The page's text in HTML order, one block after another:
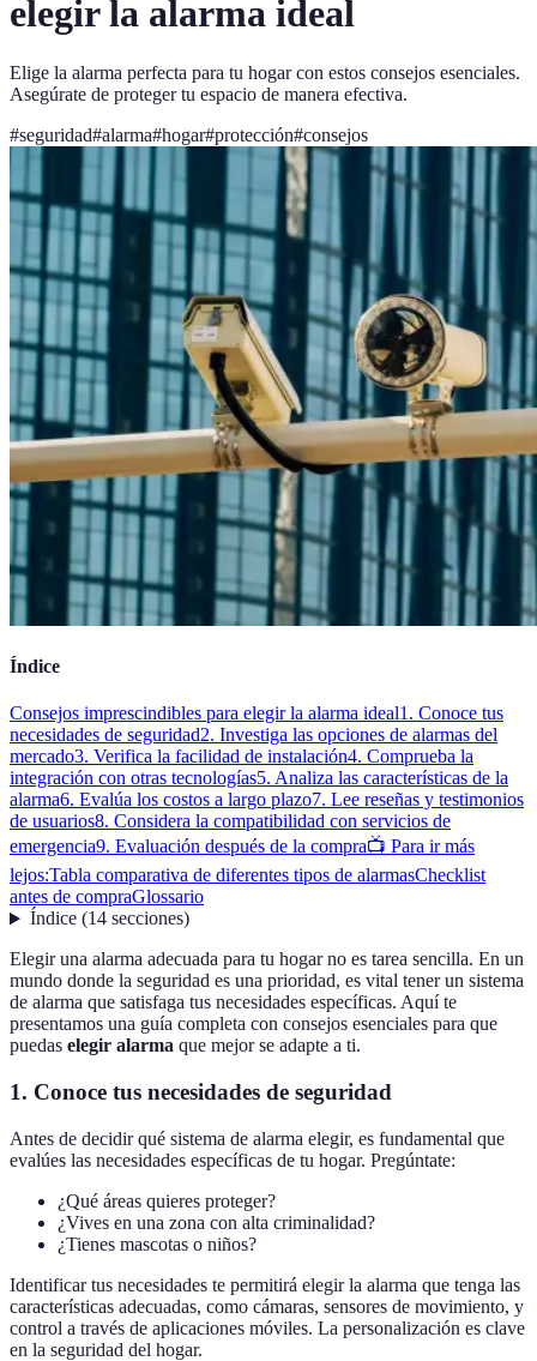
elegir la alarma ideal
Elige la alarma perfecta para tu hogar con estos consejos esenciales.
Asegúrate de proteger tu espacio de manera efectiva.
#seguridad#alarma#hogar#protección#consejos
Índice
Consejos imprescindibles para elegir la alarma ideal1. Conoce tus
necesidades de seguridad2. Investiga las opciones de alarmas del
mercado3. Verifica la facilidad de instalación4. Comprueba la
integración con otras tecnologías5. Analiza las características de la
alarma6. Evalúa los costos a largo plazo7. Lee reseñas y testimonios
de usuarios8. Considera la compatibilidad con servicios de
emergencia9. Evaluación después de la compra📺 Para ir más
lejos:Tabla comparativa de diferentes tipos de alarmasChecklist
antes de compraGlossario
Índice(14 secciones)
Elegir una alarma adecuada para tu hogar no es tarea sencilla. En un
mundo donde la seguridad es una prioridad, es vital tener un sistema
de alarma que satisfaga tus necesidades específicas. Aquí te
presentamos una guía completa con consejos esenciales para que
puedas elegir alarma que mejor se adapte a ti.
1. Conoce tus necesidades de seguridad
Antes de decidir qué sistema de alarma elegir, es fundamental que
evalúes las necesidades específicas de tu hogar. Pregúntate:
¿Qué áreas quieres proteger?
¿Vives en una zona con alta criminalidad?
¿Tienes mascotas o niños?
Identificar tus necesidades te permitirá elegir la alarma que tenga las
características adecuadas, como cámaras, sensores de movimiento, y
control a través de aplicaciones móviles. La personalización es clave
en la seguridad del hogar.